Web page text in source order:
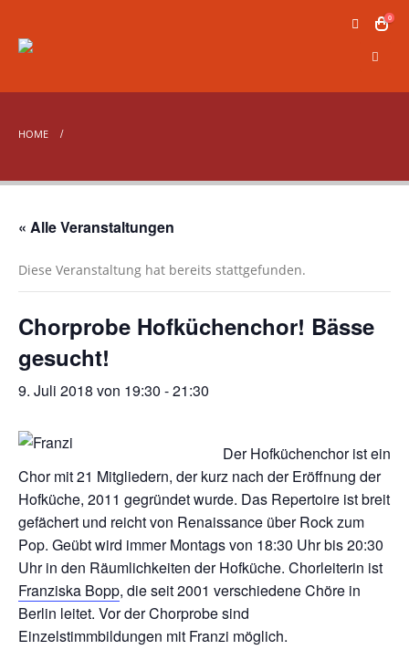
0
HOME
« Alle Veranstaltungen
Diese Veranstaltung hat bereits stattgefunden.
Chorprobe Hofküchenchor! Bässe
gesucht!
9. Juli 2018 von 19:30 -21:30
Der Hofküchenchor ist ein
Chor mit 21 Mitgliedern, der kurz nach der Eröffnung der
Hofküche, 2011 gegründet wurde. Das Repertoire ist breit
gefächert und reicht von Renaissance über Rock zum
Pop. Geübt wird immer Montags von 18:30 Uhr bis 20:30
Uhr in den Räumlichkeiten der Hofküche. Chorleiterin ist
Franziska Bopp, die seit 2001 verschiedene Chöre in
Berlin leitet. Vor der Chorprobe sind
Einzelstimmbildungen mit Franzi möglich.